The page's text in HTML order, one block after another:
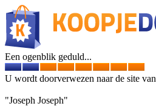
Een ogenblik geduld...
U wordt doorverwezen naar de site
"Joseph Joseph"